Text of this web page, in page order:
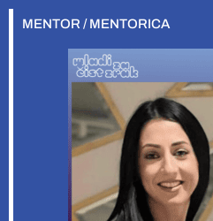
MENTOR / MENTORICA